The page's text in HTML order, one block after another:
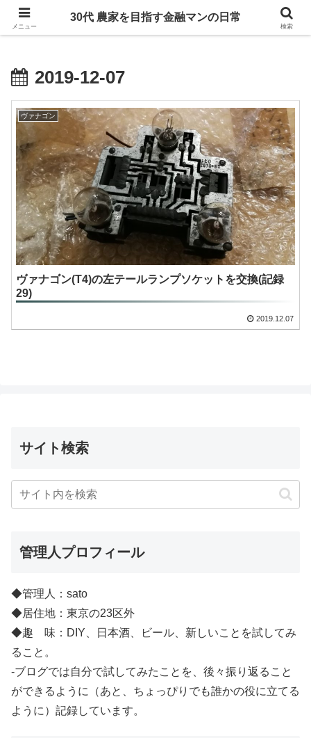
ヴァナゴンT4に乗り、たまにDIYをしています
2019-12-07
ヴァナゴン
ヴァナゴン(T4)の左テールランプソケットを交換(記録
29)
2019.12.07
サイト検索
管理人プロフィール
◆管理人：sato
◆居住地：東京の23区外
◆趣 味：DIY、日本酒、ビール、新しいことを試してみ
ること。
-ブログでは自分で試してみたことを、後々振り返ること
ができるように（あと、ちょっぴりでも誰かの役に立てる
ように）記録しています。
メニュー
30代 農家を目指す金融マンの日常
検索